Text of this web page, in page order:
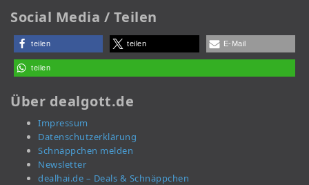
Social Media / Teilen
teilen teilen E-Mail
teilen
Über dealgott.de
Impressum
Datenschutzerklärung
Schnäppchen melden
Newsletter
dealhai.de – Deals & Schnäppchen